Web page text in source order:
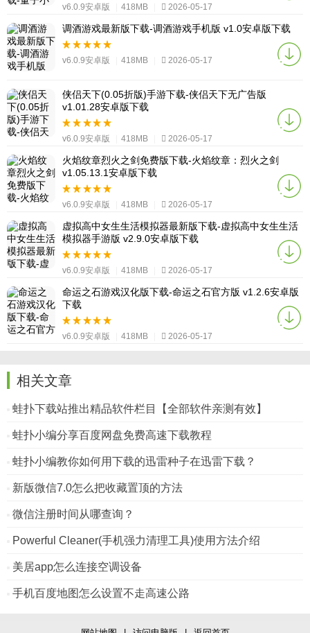
v6.0.9安卓版 418MB 2026-05-17
调酒游戏最新版下载-调酒游戏手机版 v1.0安卓版下载
v6.0.9安卓版 418MB 2026-05-17
侠侣天下(0.05折版)手游下载-侠侣天下无广告版
v1.01.28安卓版下载
v6.0.9安卓版 418MB 2026-05-17
火焰纹章烈火之剑免费版下载-火焰纹章：烈火之剑
v1.05.13.1安卓版下载
v6.0.9安卓版 418MB 2026-05-17
虚拟高中女生生活模拟器最新版下载-虚拟高中女生生活
模拟器手游版 v2.9.0安卓版下载
v6.0.9安卓版 418MB 2026-05-17
命运之石游戏汉化版下载-命运之石官方版 v1.2.6安卓版
下载
v6.0.9安卓版 418MB 2026-05-17
相关文章
蛙扑下载站推出精品软件栏目【全部软件亲测有效】
蛙扑小编分享百度网盘免费高速下载教程
蛙扑小编教你如何用下载的迅雷种子在迅雷下载？
新版微信7.0怎么把收藏置顶的方法
微信注册时间从哪查询？
Powerful Cleaner(手机强力清理工具)使用方法介绍
美居app怎么连接空调设备
手机百度地图怎么设置不走高速公路